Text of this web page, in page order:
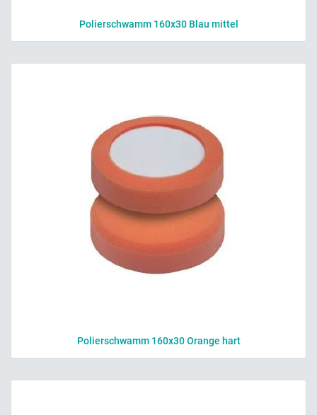
Polierschwamm 160x30 Blau mittel
Polierschwamm 160x30 Orange hart